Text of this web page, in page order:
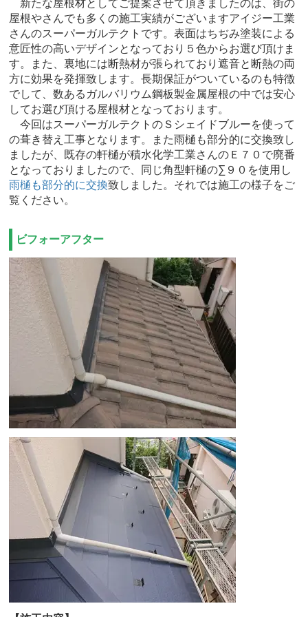
新たな屋根材としてご提案させて頂きましたのは、街の
屋根やさんでも多くの施工実績がございますアイジー工業
さんのスーパーガルテクトです。表面はちぢみ塗装による
意匠性の高いデザインとなっており５色からお選び頂けま
す。また、裏地には断熱材が張られており遮音と断熱の両
方に効果を発揮致します。長期保証がついているのも特徴
でして、数あるガルバリウム鋼板製金属屋根の中では安心
してお選び頂ける屋根材となっております。
今回はスーパーガルテクトのＳシェイドブルーを使って
の葺き替え工事となります。また雨樋も部分的に交換致し
ましたが、既存の軒樋が積水化学工業さんのＥ７０で廃番
となっておりましたので、同じ角型軒樋の∑９０を使用し
雨樋も部分的に交換致しました。それでは施工の様子をご
覧ください。
ビフォーアフター